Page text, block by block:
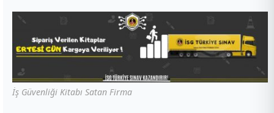
İş Güvenliği Kitabı Satan Firma